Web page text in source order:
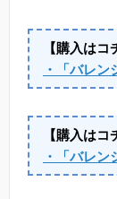
【購入はコ
・「バレ
【購入はコ
・「バレ